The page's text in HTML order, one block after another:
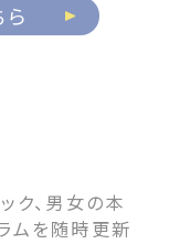
ク、男女の本
ムを随時更新